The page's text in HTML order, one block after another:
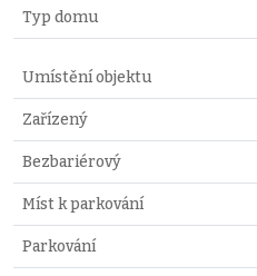
Typ domu
Umístění objektu
Zařízený
Bezbariérový
Míst k parkování
Parkování